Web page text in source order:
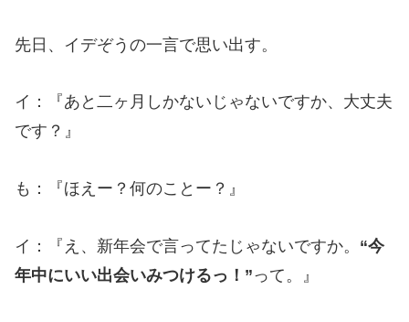
先日、イデぞうの一言で思い出す。
イ：『あと二ヶ月しかないじゃないですか、大丈夫
です？』
も：『ほえー？何のことー？』
イ：『え、新年会で言ってたじゃないですか。 “今
年中にいい出会いみつけるっ！”って。』